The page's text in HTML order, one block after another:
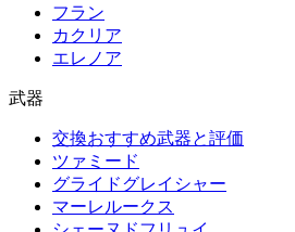
フラン
カクリア
エレノア
武器
交換おすすめ武器と評価
ツァミード
グライドグレイシャー
マーレルークス